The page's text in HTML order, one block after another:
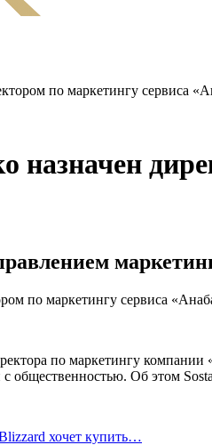
по маркетингу сервиса
по маркетингу компании
с общественностью. Об этом
хочет купить…